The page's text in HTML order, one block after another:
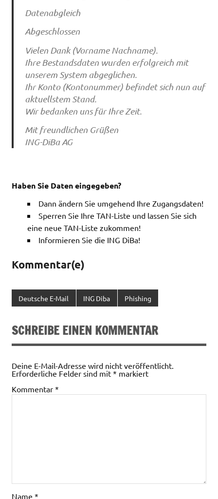
Datenabgleich
Abgeschlossen
Vielen Dank (Vorname Nachname).
Ihre Bestandsdaten wurden erfolgreich mit
unserem System abgeglichen.
Ihr Konto (Kontonummer) befindet sich nun auf
aktuellstem Stand.
Wir bedanken uns für Ihre Zeit.
Mit freundlichen Grüßen
ING-DiBa AG
Haben Sie Daten eingegeben?
Dann ändern Sie umgehend Ihre Zugangsdaten!
Sperren Sie Ihre TAN-Liste und lassen Sie sich
eine neue TAN-Liste zukommen!
Informieren Sie die ING DiBa!
Kommentar(e)
Deutsche E-Mail ING Diba Phishing
SCHREIBE EINEN KOMMENTAR
Deine E-Mail-Adresse wird nicht veröffentlicht.
Erforderliche Felder sind mit * markiert
Kommentar *
Name *